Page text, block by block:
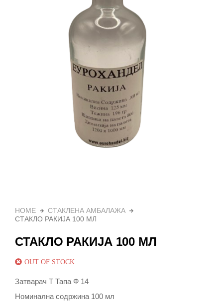
HOME
СТАКЛЕНА АМБАЛАЖА
СТАКЛО РАКИЈА 100 МЛ
СТАКЛО РАКИЈА 100 МЛ
OUT OF STOCK
Затварач Т Тапа Ф 14
Номинална содржина 100 мл